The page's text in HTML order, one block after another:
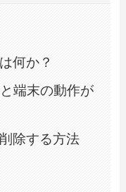
何か？
端末の動作が
除する方法